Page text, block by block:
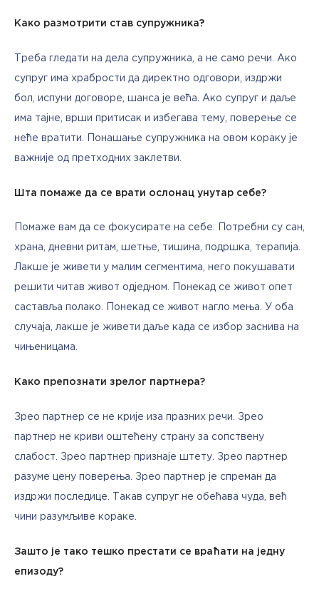
Како размотрити став супружника?
Треба гледати на дела супружника, а не само речи. Ако
супруг има храбрости да директно одговори, издржи
бол, испуни договоре, шанса је већа. Ако супруг и даље
има тајне, врши притисак и избегава тему, поверење се
неће вратити. Понашање супружника на овом кораку је
важније од претходних заклетви.
Шта помаже да се врати ослонац унутар себе?
Помаже вам да се фокусирате на себе. Потребни су сан,
храна, дневни ритам, шетње, тишина, подршка, терапија.
Лакше је живети у малим сегментима, него покушавати
решити читав живот одједном. Понекад се живот опет
саставља полако. Понекад се живот нагло мења. У оба
случаја, лакше је живети даље када се избор заснива на
чињеницама.
Како препознати зрелог партнера?
Зрео партнер се не крије иза празних речи. Зрео
партнер не криви оштећену страну за сопствену
слабост. Зрео партнер признаје штету. Зрео партнер
разуме цену поверења. Зрео партнер је спреман да
издржи последице. Такав супруг не обећава чуда, већ
чини разумљиве кораке.
Зашто је тако тешко престати се враћати на једну
епизоду?